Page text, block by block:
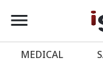
account_balance หน้าแรก
menu
MEDICAL